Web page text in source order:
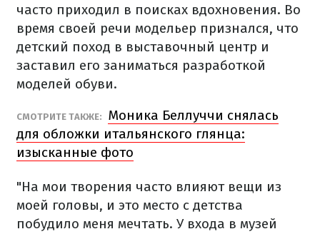
часто приходил в поисках вдохновения. Во
время своей речи модельер признался, что
детский поход в выставочный центр и
заставил его заниматься разработкой
моделей обуви.
СМОТРИТЕ ТАКЖЕ:
Моника Беллуччи снялась
для обложки итальянского глянца:
изысканные фото
"На мои творения часто влияют вещи из
моей головы, и это место с детства
побудило меня мечтать. У входа в музей